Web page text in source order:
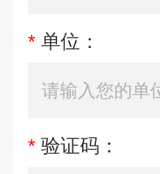
* 单位：
* 验证码：